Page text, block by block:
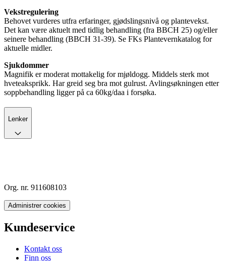
Vekstregulering
Behovet vurderes utfra erfaringer, gjødslingsnivå og plantevekst.
Det kan være aktuelt med tidlig behandling (fra BBCH 25) og/eller
seinere behandling (BBCH 31-39). Se FKs Plantevernkatalog for
aktuelle midler.
Sjukdommer
Magnifik er moderat mottakelig for mjøldogg. Middels sterk mot
hveteaksprikk. Har greid seg bra mot gulrust. Avlingsøkningen etter
soppbehandling ligger på ca 60kg/daa i forsøka.
Lenker
Org. nr. 911608103
Administrer cookies
Kundeservice
Kontakt oss
Finn oss